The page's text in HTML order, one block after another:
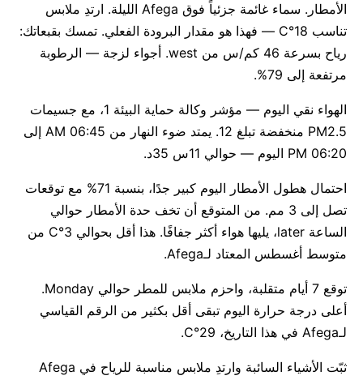
الأمطار. سماء غائمة جزئياً فوق Afega الليلة. ارتدِ ملابس
تناسب 18°C — فهذا هو مقدار البرودة الفعلي. تمسك بقبعاتك:
رياح بسرعة 46 كم/س من west. أجواء لزجة — الرطوبة
مرتفعة إلى 79%.
الهواء نقي اليوم — مؤشر وكالة حماية البيئة 1، مع جسيمات
PM2.5 منخفضة تبلغ 12. يمتد ضوء النهار من 06:45 AM إلى
06:20 PM اليوم — حوالي 11س 35د.
احتمال هطول الأمطار اليوم كبير جدًا، بنسبة 71% مع توقعات
تصل إلى 3 مم. من المتوقع أن تخف حدة الأمطار حوالي
الساعة later، يليها هواء أكثر جفافًا. هذا أقل بحوالي 3°C من
متوسط أغسطس المعتاد لـAfega.
توقع 7 أيام متقلبة، واحزم ملابس للمطر حوالي Monday.
أعلى درجة حرارة اليوم تبقى أقل بكثير من الرقم القياسي
لـAfega في هذا التاريخ، 29°C.
ثبّت الأشياء السائبة وارتدِ ملابس مناسبة للرياح في Afega